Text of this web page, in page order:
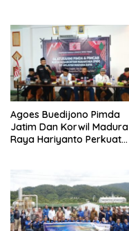
Agoes Buedijono Pimda
Jatim Dan Korwil Madura
Raya Hariyanto Perkuat